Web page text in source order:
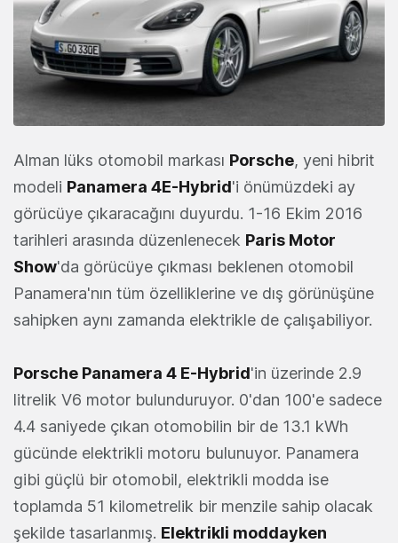
Alman lüks otomobil markası Porsche, yeni hibrit
modeli Panamera 4E-Hybrid'i önümüzdeki ay
görücüye çıkaracağını duyurdu. 1-16 Ekim 2016
tarihleri arasında düzenlenecek Paris Motor
Show'da görücüye çıkması beklenen otomobil
Panamera'nın tüm özelliklerine ve dış görünüşüne
sahipken aynı zamanda elektrikle de çalışabiliyor.
Porsche Panamera 4 E-Hybrid'in üzerinde 2.9
litrelik V6 motor bulunduruyor. 0'dan 100'e sadece
4.4 saniyede çıkan otomobilin bir de 13.1 kWh
gücünde elektrikli motoru bulunuyor. Panamera
gibi güçlü bir otomobil, elektrikli modda ise
toplamda 51 kilometrelik bir menzile sahip olacak
şekilde tasarlanmış. Elektrikli moddayken